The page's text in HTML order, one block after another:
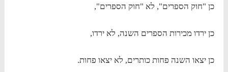
כן "חוק הספרים", לא "חוק הספרים",
כן ירדו מכירות הספרים השנה, לא ירדו,
כן יצאו השנה פחות כותרים, לא יצאו פחות.